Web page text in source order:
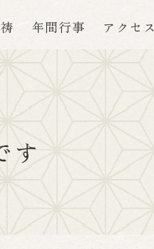
年間行事 アクセス
す